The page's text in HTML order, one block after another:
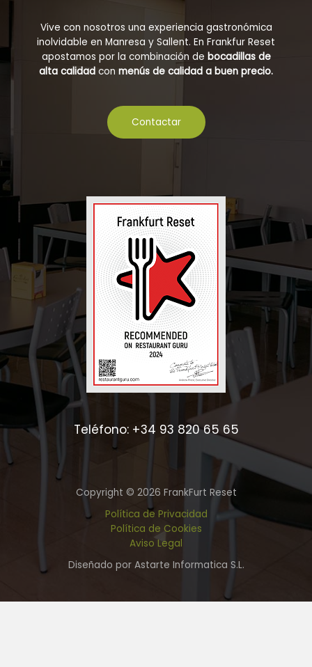
Vive con nosotros una experiencia gastronómica
inolvidable en Manresa y Sallent. En Frankfur Reset
apostamos por la combinación de bocadillas de
alta calidad con menús de calidad a buen precio.
Contactar
Teléfono: +34 93 820 65 65
Copyright © 2026 FrankFurt Reset
Política de Privacidad
Política de Cookies
Aviso Legal
Diseñado por Astarte Informatica S.L.